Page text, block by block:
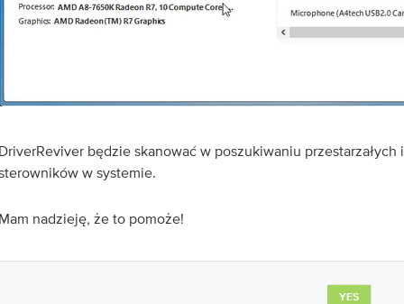
będzie skanować w poszukiwaniu przestarzałych
w systemie.
nadzieję, że to pomoże!
YES